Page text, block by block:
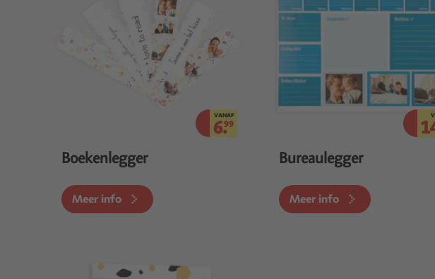
VANAF
6.99
Boekenlegger
Meer info
Bureaulegger
Meer info